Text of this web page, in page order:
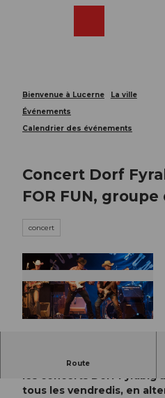
Bienvenue à Lucerne
La ville
Événements
Calendrier des événements
Concert Dorf
FOR FUN,
concert
Route
A partir du 15 mai et
les concerts Dorf Fyrabig
tous les vendredis, en